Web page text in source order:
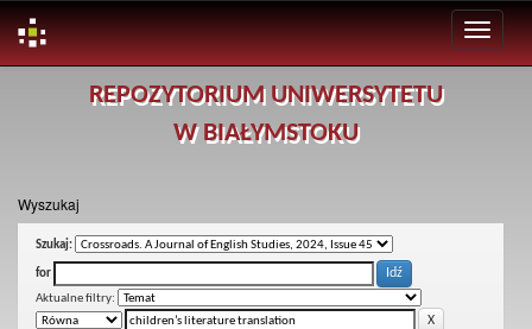
REPOZYTORIUM UNIWERSYTETU
W BIAŁYMSTOKU
Wyszukaj
Szukaj:
for
Aktualne filtry: